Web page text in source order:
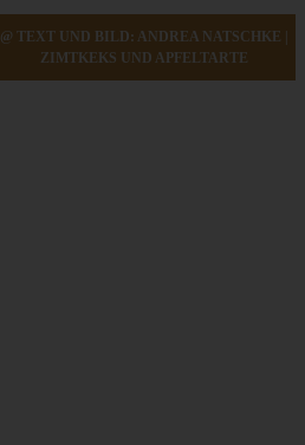
@ TEXT UND BILD: ANDREA NATSCHKE |
ZIMTKEKS UND APFELTARTE